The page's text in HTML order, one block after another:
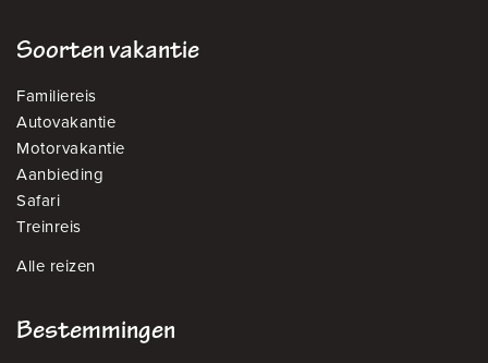
Soorten vakantie
Familiereis
Autovakantie
Motorvakantie
Aanbieding
Safari
Treinreis
Alle reizen
Bestemmingen